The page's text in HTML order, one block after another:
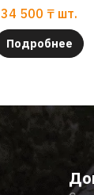
34 500 ₸ шт.
Подробнее